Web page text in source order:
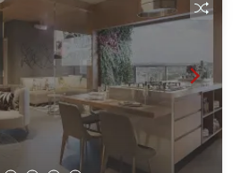
piso tátil e vagas
conforto e segurança para
próximo ao Largo Santo
do Sul, Colégio
Bela Vista, Colégio
e Ultracron
oferecendo praticidade